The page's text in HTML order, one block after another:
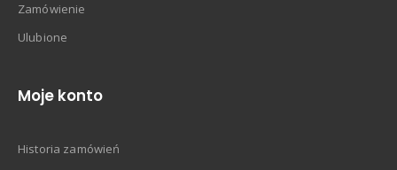
Zamówienie
Ulubione
Moje konto
Historia zamówień